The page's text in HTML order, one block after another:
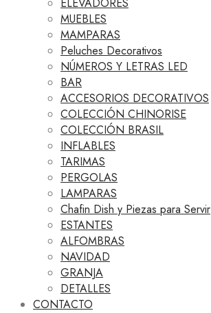
MUEBLES
MAMPARAS
Peluches Decorativos
NÚMEROS Y LETRAS LED
BAR
ACCESORIOS DECORATIVOS
COLECCIÓN CHINORISE
COLECCIÓN BRASIL
INFLABLES
TARIMAS
PERGOLAS
LAMPARAS
Chafin Dish y Piezas para Servir
ESTANTES
ALFOMBRAS
NAVIDAD
GRANJA
DETALLES
CONTACTO